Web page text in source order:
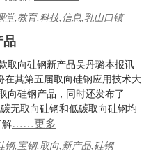
堂,教育,科技,信息,乳山口镇
品
取向硅钢新产品吴丹璐本报讯
在其第五届取向硅钢应用技术大
向硅钢产品，同时还发布了
无取向硅钢和低碳取向硅钢均
……更多
钢,宝钢,取向,新产品,硅钢